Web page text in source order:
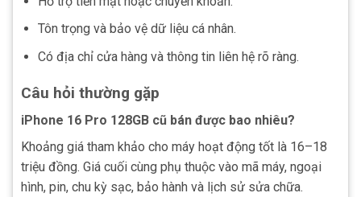
Tôn trọng và bảo vệ dữ liệu cá nhân.
Có địa chỉ cửa hàng và thông tin liên hệ rõ ràng.
Câu hỏi thường gặp
iPhone 16 Pro 128GB cũ bán được bao nhiêu?
Khoảng giá tham khảo cho máy hoạt động tốt là 16–18
triệu đồng. Giá cuối cùng phụ thuộc vào mã máy, ngoại
hình, pin, chu kỳ sạc, bảo hành và lịch sử sửa chữa.